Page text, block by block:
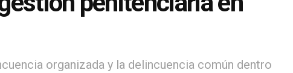
organizada y la delincuencia común dentro